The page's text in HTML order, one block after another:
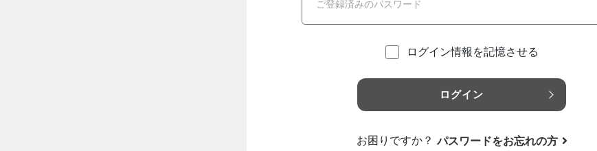
ログイン情報を記憶させる
ログイン
お困りですか？ パスワードをお忘れの方